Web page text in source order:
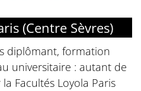
(Centre Sèvres)
diplômant, formation
universitaire : autant de
Facultés Loyola Paris